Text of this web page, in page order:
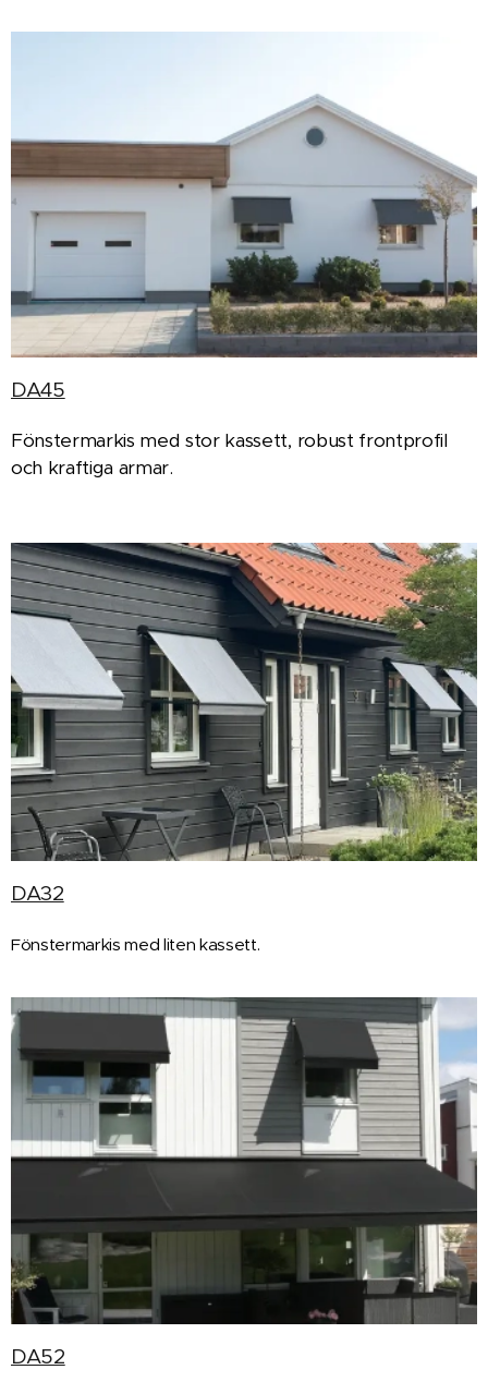
DA45
Fönstermarkis med stor kassett, robust frontprofil
och kraftiga armar.
DA32
Fönstermarkis med liten kassett.
DA52